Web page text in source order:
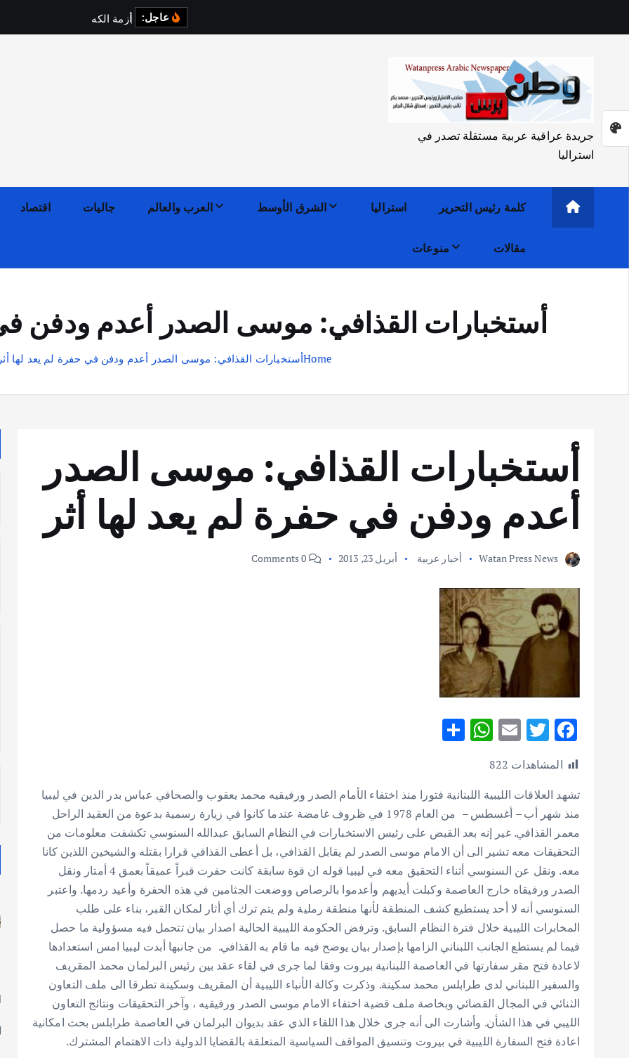
عاجل: أزمة ا كه رباء في
جريدة عراقية عربية مستقلة تصدر في
استراليا
كلمة رئيس التحرير استراليا الشرق الأوسط العرب والعالم جاليات اقتصاد
مقالات منوعات
أستخبارات القذافي: موسى الصدر أعدم ودفن في
Homeأستخبارات القذافي: موسى الصدر أعدم ودفن في حفرة لم يعد لها أثر
أستخبارات القذافي: موسى الصدر
أعدم ودفن في حفرة لم يعد لها أثر
Watan Press News أخبار عربية أبريل 23, 2013
F
ac
e
b
o
o
k
T
w
it
te
r
E
ai
l
W
s
A
p
p
e
المشاهدات 822
تشهد العلاقات الليبية اللبنانية فتورا منذ اختفاء الأمام الصدر ورفيقيه محمد يعقوب والصحافي عباس بدر الدين في ليبيا
منذ شهر أب – أغسطس – من العام 1978 في ظروف غامضة عندما كانوا في زيارة رسمية بدعوة من العقيد الراحل
معمر القذافي. غير إنه بعد القبض على رئيس الاستخبارات في النظام السابق عبدالله السنوسي تكشفت معلومات من
التحقيقات معه تشير الى أن الامام موسى الصدر لم يقابل القذافي، بل أعطى القذافي قرارا بقتله والشيخين اللذين كانا
معه. ونقل عن السنوسي أثناء التحقيق معه في ليبيا قوله ان قوة سابقة كانت حفرت قبراً عميقاً بعمق 4 أمتار ونقل
الصدر ورفيقاه خارج العاصمة وكبلت أيديهم وأعدموا بالرصاص ووضعت الجثامين في هذه الحفرة وأعيد ردمها. واعتبر
السنوسي أنه لا أحد يستطيع كشف المنطقة لأنها منطقة رملية ولم يتم ترك أي أثار لمكان القبر، بناء على طلب
المخابرات الليبية خلال فترة النظام السابق. وترفض الحكومة الليبية الحالية اصدار بيان تتحمل فيه مسؤولية ما حصل
فيما لم يستطع الجانب اللبناني الزامها بإصدار بيان يوضح فيه ما قام به القذافي. من جانبها أبدت ليبيا امس استعدادها
لاعادة فتح مقر سفارتها في العاصمة اللبنانية بيروت وفقا لما جرى في لقاء عقد بين رئيس البرلمان محمد المقريف
والسفير اللبناني لدى طرابلس محمد سكينة. وذكرت وكالة الأنباء الليبية أن المقريف وسكينة تطرقا الى ملف التعاون
الثنائي في المجال القضائي وبخاصة ملف قضية اختفاء الامام موسى الصدر ورفيقيه ، وآخر التحقيقات ونتائج التعاون
الليبي في هذا الشأن. وأشارت الى أنه جرى خلال هذا اللقاء الذي عقد بديوان البرلمان في العاصمة طرابلس بحث امكانية
اعادة فتح السفارة الليبية في بيروت وتنسيق المواقف السياسية المتعلقة بالقضايا الدولية ذات الاهتمام المشترك.